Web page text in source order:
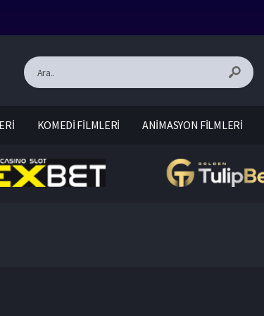
KOMEDİ FİLMLERİ ANİMASYON FİLMLERİ